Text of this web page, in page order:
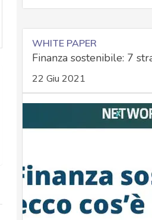
WHITE PAPER
Finanza sostenibile: 7
22 Giu 2021